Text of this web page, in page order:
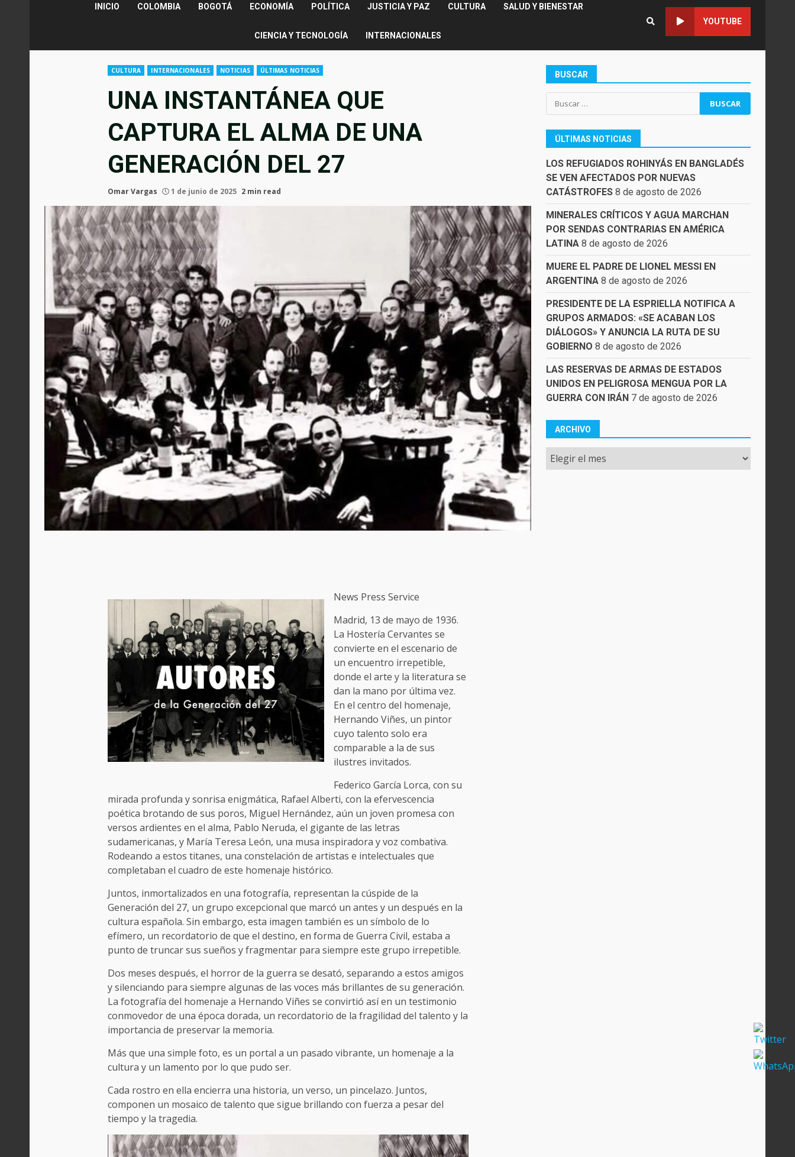
INICIO COLOMBIA BOGOTÁ ECONOMÍA POLÍTICA JUSTICIA Y PAZ CULTURA SALUD Y BIENESTAR
CIENCIA Y TECNOLOGÍA INTERNACIONALES
YOUTUBE
CULTURA INTERNACIONALES NOTICIAS ÚLTIMAS NOTICIAS
UNA INSTANTÁNEA QUE
CAPTURA EL ALMA DE UNA
GENERACIÓN DEL 27
Omar Vargas 1 de junio de 2025 2 min read
News Press Service
Madrid, 13 de mayo de 1936.
La Hostería Cervantes se
convierte en el escenario de
un encuentro irrepetible,
donde el arte y la literatura se
dan la mano por última vez.
En el centro del homenaje,
Hernando Viñes, un pintor
cuyo talento solo era
comparable a la de sus
ilustres invitados.
Federico García Lorca, con su
mirada profunda y sonrisa enigmática, Rafael Alberti, con la efervescencia
poética brotando de sus poros, Miguel Hernández, aún un joven promesa con
versos ardientes en el alma, Pablo Neruda, el gigante de las letras
sudamericanas, y María Teresa León, una musa inspiradora y voz combativa.
Rodeando a estos titanes, una constelación de artistas e intelectuales que
completaban el cuadro de este homenaje histórico.
Juntos, inmortalizados en una fotografía, representan la cúspide de la
Generación del 27, un grupo excepcional que marcó un antes y un después en la
cultura española. Sin embargo, esta imagen también es un símbolo de lo
efímero, un recordatorio de que el destino, en forma de Guerra Civil, estaba a
punto de truncar sus sueños y fragmentar para siempre este grupo irrepetible.
Dos meses después, el horror de la guerra se desató, separando a estos amigos
y silenciando para siempre algunas de las voces más brillantes de su generación.
La fotografía del homenaje a Hernando Viñes se convirtió así en un testimonio
conmovedor de una época dorada, un recordatorio de la fragilidad del talento y la
importancia de preservar la memoria.
Más que una simple foto, es un portal a un pasado vibrante, un homenaje a la
cultura y un lamento por lo que pudo ser.
Cada rostro en ella encierra una historia, un verso, un pincelazo. Juntos,
componen un mosaico de talento que sigue brillando con fuerza a pesar del
tiempo y la tragedia.
BUSCAR
Buscar:
ÚLTIMAS NOTICIAS
LOS REFUGIADOS ROHINYÁS EN BANGLADÉS
SE VEN AFECTADOS POR NUEVAS
CATÁSTROFES 8 de agosto de 2026
MINERALES CRÍTICOS Y AGUA MARCHAN
POR SENDAS CONTRARIAS EN AMÉRICA
LATINA 8 de agosto de 2026
MUERE EL PADRE DE LIONEL MESSI EN
ARGENTINA 8 de agosto de 2026
PRESIDENTE DE LA ESPRIELLA NOTIFICA A
GRUPOS ARMADOS: «SE ACABAN LOS
DIÁLOGOS» Y ANUNCIA LA RUTA DE SU
GOBIERNO 8 de agosto de 2026
LAS RESERVAS DE ARMAS DE ESTADOS
UNIDOS EN PELIGROSA MENGUA POR LA
GUERRA CON IRÁN 7 de agosto de 2026
ARCHIVO
Archivo